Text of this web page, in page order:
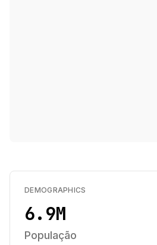
DEMOGRAPHICS
6.9M
População